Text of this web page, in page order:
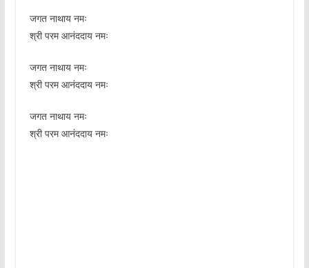
जगत नाथाय नमः
श्री परम आनंददाय नमः
जगत नाथाय नमः
श्री परम आनंददाय नमः
जगत नाथाय नमः
श्री परम आनंददाय नमः